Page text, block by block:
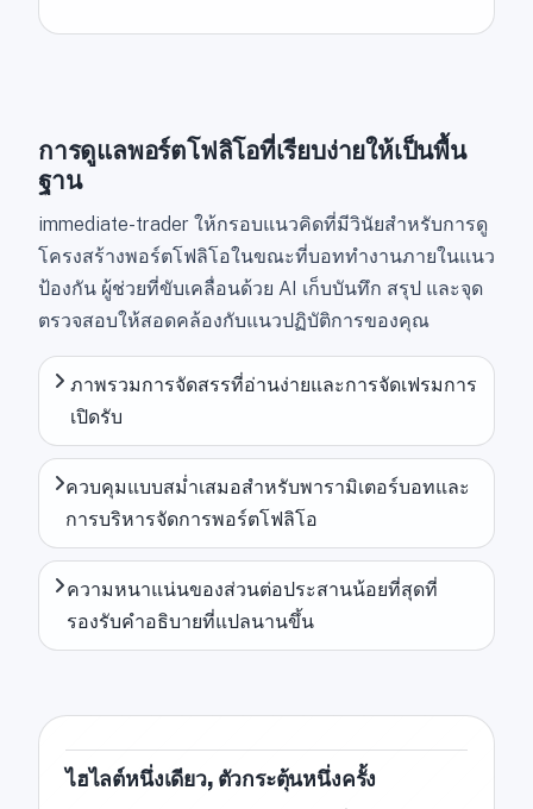
การดูแลพอร์ตโฟลิโอที่เรียบง่ายให้เป็นพื้น
ฐาน
immediate-trader ให้กรอบแนวคิดที่มีวินัยสำหรับการดู
โครงสร้างพอร์ตโฟลิโอในขณะที่บอททำงานภายในแนว
ป้องกัน ผู้ช่วยที่ขับเคลื่อนด้วย AI เก็บบันทึก สรุป และจุด
ตรวจสอบให้สอดคล้องกับแนวปฏิบัติการของคุณ
ภาพรวมการจัดสรรที่อ่านง่ายและการจัดเฟรมการ
เปิดรับ
ควบคุมแบบสม่ำเสมอสำหรับพารามิเตอร์บอทและ
การบริหารจัดการพอร์ตโฟลิโอ
ความหนาแน่นของส่วนต่อประสานน้อยที่สุดที่
รองรับคำอธิบายที่แปลนานขึ้น
ไฮไลต์หนึ่งเดียว, ตัวกระตุ้นหนึ่งครั้ง